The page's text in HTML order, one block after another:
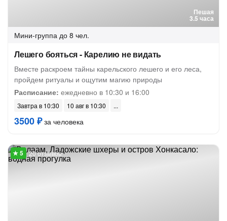
Пешая
3.5 часа
Мини-группа до 8 чел.
Лешего бояться - Карелию не видать
Вместе раскроем тайны карельского лешего и его леса,
пройдем ритуалы и ощутим магию природы
Расписание: ежедневно в 10:30 и 16:00
Завтра в 10:30 10 авг в 10:30
3500 ₽за человека
20 отзывов